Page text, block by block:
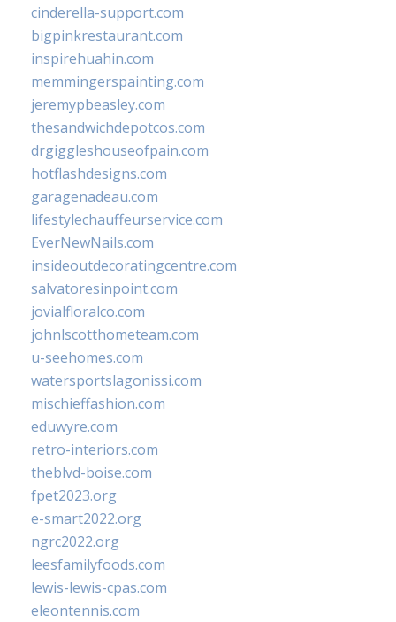
cinderella-support.com
bigpinkrestaurant.com
inspirehuahin.com
memmingerspainting.com
jeremypbeasley.com
thesandwichdepotcos.com
drgiggleshouseofpain.com
hotflashdesigns.com
garagenadeau.com
lifestylechauffeurservice.com
EverNewNails.com
insideoutdecoratingcentre.com
salvatoresinpoint.com
jovialfloralco.com
johnlscotthometeam.com
u-seehomes.com
watersportslagonissi.com
mischieffashion.com
eduwyre.com
retro-interiors.com
theblvd-boise.com
fpet2023.org
e-smart2022.org
ngrc2022.org
leesfamilyfoods.com
lewis-lewis-cpas.com
eleontennis.com